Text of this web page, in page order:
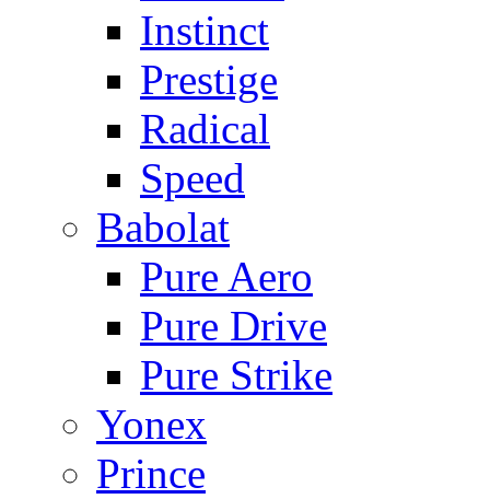
Instinct
Prestige
Radical
Speed
Babolat
Pure Aero
Pure Drive
Pure Strike
Yonex
Prince